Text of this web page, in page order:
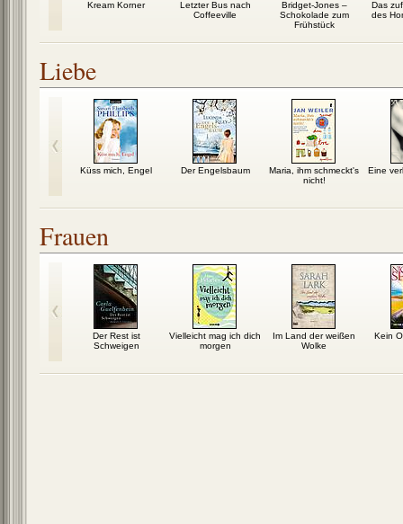
Kream Korner
Letzter Bus nach
Coffeeville
Bridget-Jones –
Schokolade zum
Frühstück
Das
des
Liebe
Küss mich, Engel Der Engelsbaum
Maria, ihm schmeckt's
nicht!
Eine
Frauen
Der Rest ist
Schweigen
Vielleicht mag ich dich
morgen
Im Land der weißen
Wolke
Kein